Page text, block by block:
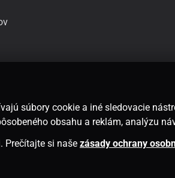
súbory cookie a iné sledovacie
obsahu a reklám, analýzu
Prečítajte si naše zásady ochrany